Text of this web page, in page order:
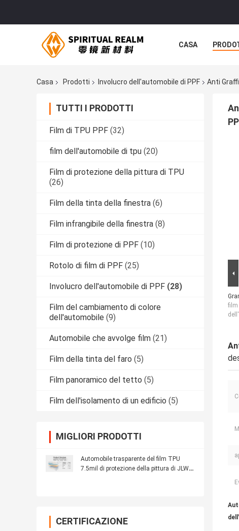
CASA
Casa Prodotti Involucro dell'automobile di PPF Anti
TUTTI I PRODOTTI
Film di TPU PPF (32)
film dell'automobile di tpu (20)
Film di protezione della pittura di TPU
(26)
Film della tinta della finestra (6)
Film infrangibile della finestra (8)
Film di protezione di PPF (10)
Rotolo di film di PPF (25)
Involucro dell'automobile di PPF (28)
Film del cambiamento di colore
dell'automobile (9)
Automobile che avvolge film (21)
Film della tinta del faro (5)
Film panoramico del tetto (5)
Film dell'isolamento di un edificio (5)
MIGLIORI PRODOTTI
Automobile trasparente del film TPU
7.5mil di protezione della pittura di JLW
CERTIFICAZIONE
film